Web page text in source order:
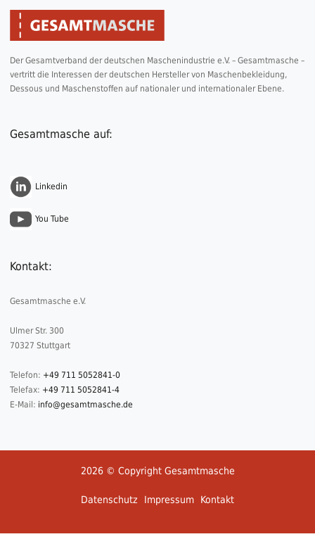
Der Gesamtverband der deutschen Maschenindustrie e.V. – Gesamtmasche –
vertritt die Interessen der deutschen Hersteller von Maschenbekleidung,
Dessous und Maschenstoffen auf nationaler und internationaler Ebene.
Gesamtmasche auf:
Linkedin
You Tube
Kontakt:
Gesamtmasche e.V.
Ulmer Str. 300
70327 Stuttgart
Telefon: +49 711 5052841-0
Telefax: +49 711 5052841-4
E-Mail: info@gesamtmasche.de
2026 © Copyright Gesamtmasche
Datenschutz Impressum Kontakt